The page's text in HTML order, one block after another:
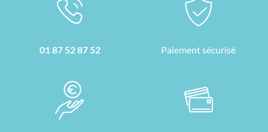
01 87 52 87 52 Paiement sécurisé